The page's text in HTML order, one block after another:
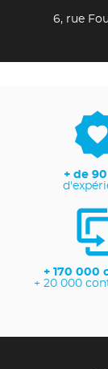
6, rue
+ de
+ 170 000
+ 20 000